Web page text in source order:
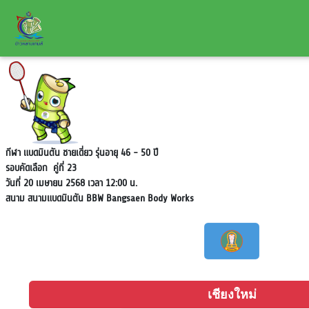
กีฬา แบดมินตัน ชายเดี่ยว รุ่นอายุ 46 - 50 ปี
รอบคัดเลือก คู่ที่ 23
วันที่ 20 เมษายน 2568 เวลา 12:00 น.
สนามสนามแบดมินตัน BBW Bangsaen Body Works
เชียงใหม่